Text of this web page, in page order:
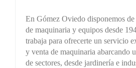
En Gómez Oviedo disponemos
de maquinaria y equipos desde
trabaja para ofrecerte un servicio
y venta de maquinaria abarcando
de sectores, desde jardinería e